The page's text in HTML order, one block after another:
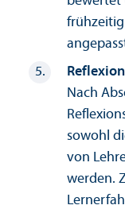
Reflexion
Nach
sowohl
von
werden.